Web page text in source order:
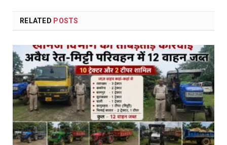
RELATED POSTS